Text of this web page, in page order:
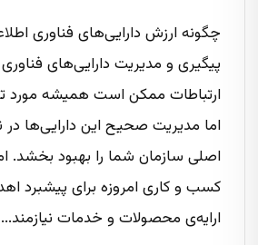
چگونه ارزش دارایی‌های فناوری
پیگیری و مدیریت دارایی‌های
ارتباطات ممکن است همیشه مورد
اما مدیریت صحیح این دارایی‌ها
اصلی سازمان شما را بهبود بخشد.
کسب و کاری امروزه برای پیشبرد
ارایه‌ی محصولات و خدمات نیازمند...